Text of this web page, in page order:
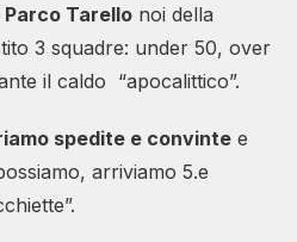
Parco Tarello noi della
3 squadre: under 50, over
il caldo “apocalittico”.
spedite e convinte e
arriviamo 5.e